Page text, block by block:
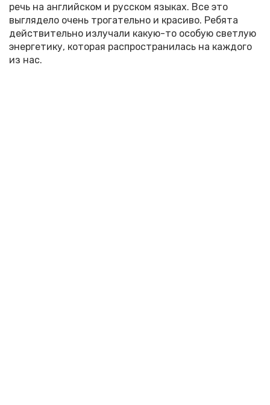
речь на английском и русском языках. Все это
выглядело очень трогательно и красиво. Ребята
действительно излучали какую-то особую светлую
энергетику, которая распространилась на каждого
из нас.